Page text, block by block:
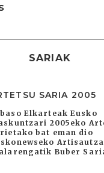
SARIAK
SARIA 2005
Elkarteak Eusko
2005eko
bat eman dio
Artisautza
Buber